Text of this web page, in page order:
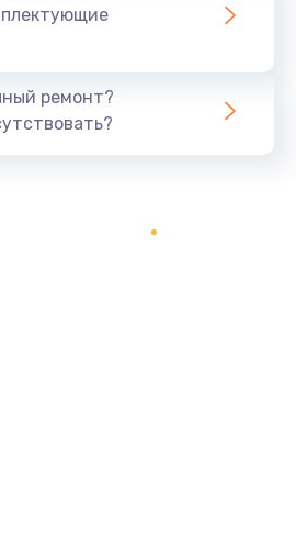
800 руб.
динамиков
ремонт?